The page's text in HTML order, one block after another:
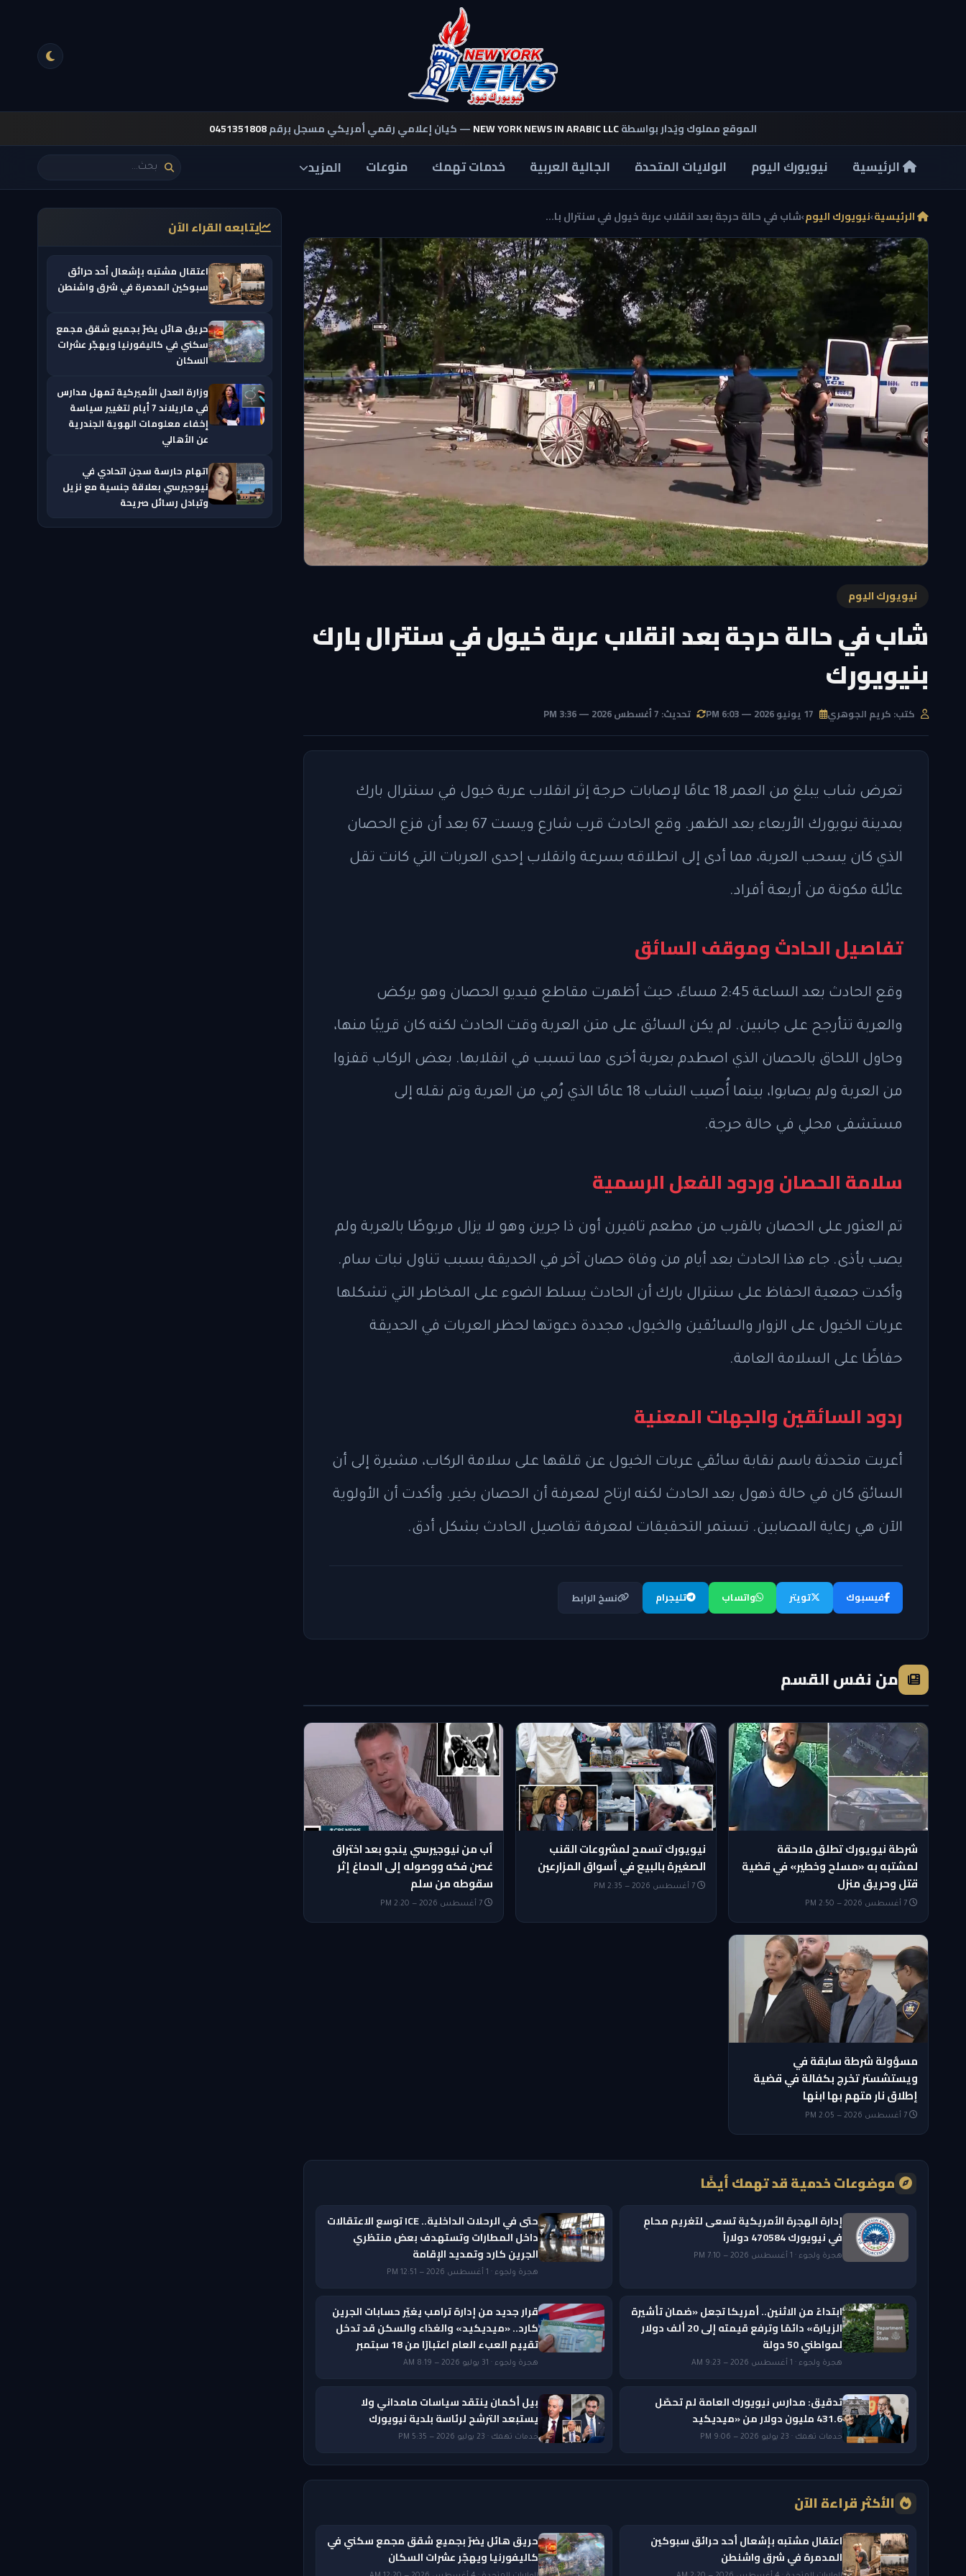
الموقع مملوك ويُدار بواسطةNEW YORK NEWS IN ARABIC LLC— كيان إعلامي رقمي أمريكي مسجل برقم0451351808
الرئيسية نيويورك اليوم الولايات المتحدة الجالية العربية خدمات تهمك منوعات المزيد
الرئيسية›نيويورك اليوم›شاب في حالة حرجة بعد انقلاب عربة خيول في سنترال با...
نيويورك اليوم
شاب في حالة حرجة بعد انقلاب عربة خيول في سنترال بارك
بنيويورك
كتب: كريم الجوهري تحديث: 7 أغسطس 2026 — 3:36 PM
تعرض شاب يبلغ من العمر 18 عامًا لإصابات حرجة إثر انقلاب عربة خيول في سنترال بارك
بمدينة نيويورك الأربعاء بعد الظهر. وقع الحادث قرب شارع ويست 67 بعد أن فزع الحصان
الذي كان يسحب العربة، مما أدى إلى انطلاقه بسرعة وانقلاب إحدى العربات التي كانت تقل
عائلة مكونة من أربعة أفراد.
تفاصيل الحادث وموقف السائق
وقع الحادث بعد الساعة 2:45 مساءً، حيث أظهرت مقاطع فيديو الحصان وهو يركض
والعربة تتأرجح على جانبين. لم يكن السائق على متن العربة وقت الحادث لكنه كان قريبًا منها،
وحاول اللحاق بالحصان الذي اصطدم بعربة أخرى مما تسبب في انقلابها. بعض الركاب قفزوا
من العربة ولم يصابوا، بينما أُصيب الشاب 18 عامًا الذي رُمي من العربة وتم نقله إلى
مستشفى محلي في حالة حرجة.
سلامة الحصان وردود الفعل الرسمية
تم العثور على الحصان بالقرب من مطعم تافيرن أون ذا جرين وهو لا يزال مربوطًا بالعربة ولم
يصب بأذى. جاء هذا الحادث بعد أيام من وفاة حصان آخر في الحديقة بسبب تناول نبات سام.
وأكدت جمعية الحفاظ على سنترال بارك أن الحادث يسلط الضوء على المخاطر التي تشكلها
عربات الخيول على الزوار والسائقين والخيول، مجددة دعوتها لحظر العربات في الحديقة
حفاظًا على السلامة العامة.
ردود السائقين والجهات المعنية
أعربت متحدثة باسم نقابة سائقي عربات الخيول عن قلقها على سلامة الركاب، مشيرة إلى أن
السائق كان في حالة ذهول بعد الحادث لكنه ارتاح لمعرفة أن الحصان بخير. وأكدت أن الأولوية
الآن هي رعاية المصابين. تستمر التحقيقات لمعرفة تفاصيل الحادث بشكل أدق.
فيسبوك تويتر واتساب تليجرام نسخ الرابط
من نفس القسم
شرطة نيويورك تطلق ملاحقة
لمشتبه به «مسلح وخطير» في قضية
قتل وحريق منزل
نيويورك تسمح لمشروعات القنب
الصغيرة بالبيع في أسواق المزارعين
7 أغسطس 2026 — 2:35 PM
أب من نيوجيرسي ينجو بعد اختراق
غصن فكه ووصوله إلى الدماغ إثر
سقوطه من سلم
7 أغسطس 2026 — 2:20 PM
مسؤولة شرطة سابقة في
ويستشستر تخرج بكفالة في قضية
إطلاق نار متهم بها ابنها
موضوعات خدمية قد تهمك أيضًا
إدارة الهجرة الأمريكية تسعى لتغريم محامٍ
في نيويورك 470584 دولاراً
هجرة ولجوء · 1 أغسطس 2026 — 7:10 PM
حتى في الرحلات الداخلية.. ICE توسع الاعتقالات
داخل المطارات وتستهدف بعض منتظري
الجرين كارد وتمديد الإقامة
هجرة ولجوء · 1 أغسطس 2026 — 12:51 PM
ابتداءً من الاثنين.. أمريكا تجعل «ضمان تأشيرة
الزيارة» دائمًا وترفع قيمته إلى 20 ألف دولار
لمواطني 50 دولة
هجرة ولجوء · 1 أغسطس 2026 — 9:23 AM
قرار جديد من إدارة ترامب يغيّر حسابات الجرين
كارد.. «ميديكيد» والغذاء والسكن قد تدخل
تقييم العبء العام اعتبارًا من 18 سبتمبر
هجرة ولجوء · 31 يوليو 2026 — 8:19 AM
تدقيق: مدارس نيويورك العامة لم تحصّل
431.6 مليون دولار من «ميديكيد
خدمات تهمك · 23 يوليو 2026 — 9:06 PM
بيل أكمان ينتقد سياسات مامداني ولا
يستبعد الترشح لرئاسة بلدية نيويورك
خدمات تهمك · 23 يوليو 2026 — 5:35 PM
الأكثر قراءة الآن
اعتقال مشتبه بإشعال أحد حرائق سبوكين
المدمرة في شرق واشنطن
حريق هائل يضرّ بجميع شقق مجمع سكني في
كاليفورنيا ويهجّر عشرات السكان
يتابعه القراء الآن
اعتقال مشتبه بإشعال أحد حرائق
سبوكين المدمرة في شرق واشنطن
حريق هائل يضرّ بجميع شقق مجمع
سكني في كاليفورنيا ويهجّر عشرات
السكان
وزارة العدل الأميركية تمهل مدارس
في ماريلاند 7 أيام لتغيير سياسة
إخفاء معلومات الهوية الجندرية
عن الأهالي
اتهام حارسة سجن اتحادي في
نيوجيرسي بعلاقة جنسية مع نزيل
وتبادل رسائل صريحة